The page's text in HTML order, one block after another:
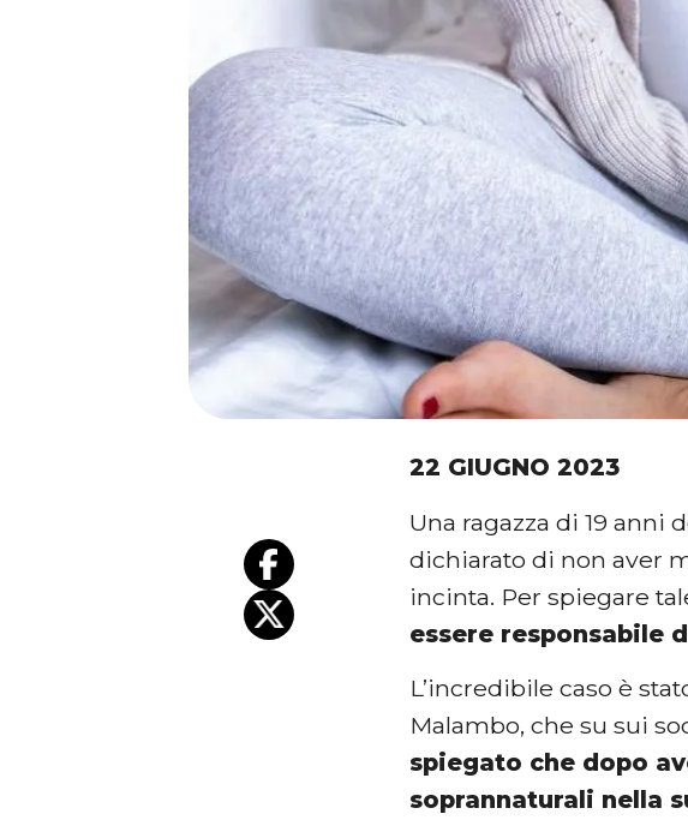
22 GIUGNO 2023
Una ragazza di 19
dichiarato di non aver
incinta. Per spiegare
essere responsabile
L’incredibile caso è
Malambo, che su sui
spiegato che dopo
soprannaturali nella